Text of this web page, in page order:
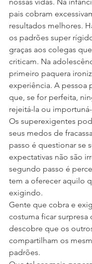
pais cobram
resultados melhores.
os padrões super
graças aos colegas
criticam. Na
primeiro paquera
experiência. A pessoa
que, se for perfeita,
rejeitá-la ou
Os superexigentes
seus medos de
passo é questionar se
expectativas não são
segundo passo é
tem a oferecer aquilo
exigindo.
Gente que cobra e
costuma ficar surpresa
descobre que os
compartilham os
padrões.